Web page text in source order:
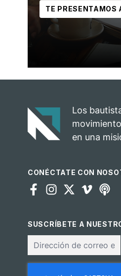
TE PRESENTAMOS
Los
en una
CONÉCTATE CON
SUSCRÍBETE A
electrónico